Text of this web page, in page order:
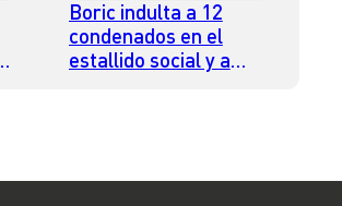
Boric indulta a 12
condenados en el
estallido social y a